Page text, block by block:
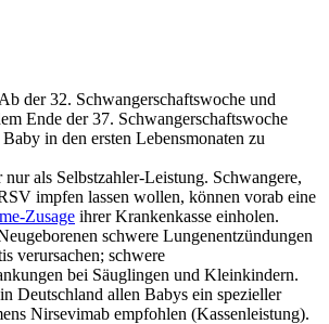
der 32. Schwangerschaftswoche und
Ende der 37. Schwangerschaftswoche
in den ersten Lebensmonaten zu
als Selbstzahler-Leistung. Schwangere,
impfen lassen wollen, können vorab eine
Zusage ihrer Krankenkasse einholen.
schwere Lungenentzündungen
verursachen; schwere
bei Säuglingen und Kleinkindern.
Deutschland allen Babys ein spezieller
Nirsevimab empfohlen (Kassenleistung).